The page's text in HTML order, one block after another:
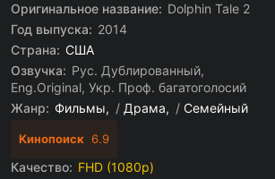
Оригинальное название: Dolphin Tale 2
Год выпуска: 2014
Страна: США
Озвучка: Рус. Дублированный,
Eng.Original, Укр. Проф. багатоголосий
Жанр: Фильмы / Драма / Семейный
Кинопоиск 6.9
Качество: FHD (1080p)